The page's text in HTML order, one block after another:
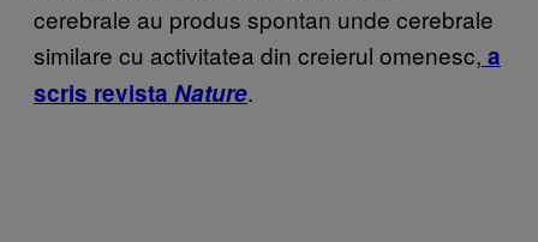
cerebrale au produs spontan unde cerebrale
similare cu activitatea din creierul omenesc, a
scris revista Nature.